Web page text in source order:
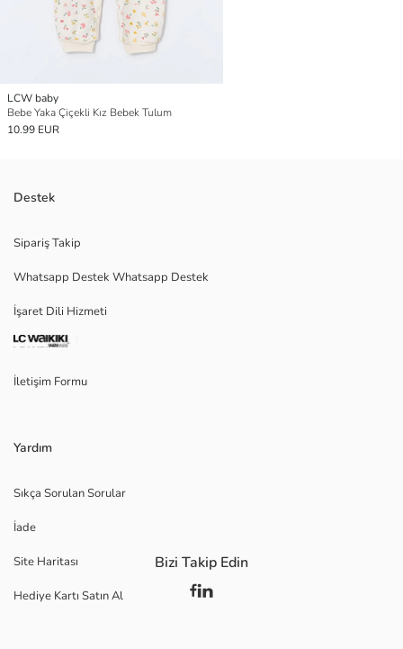
LCW baby
Bebe Yaka Çiçekli Kız Bebek Tulum
10.99 EUR
Destek
Sipariş Takip
Whatsapp Destek Whatsapp Destek
İşaret Dili Hizmeti
İletişim Formu
Yardım
Sıkça Sorulan Sorular
İade
Site Haritası
Hediye Kartı Satın Al
Bizi Takip Edin